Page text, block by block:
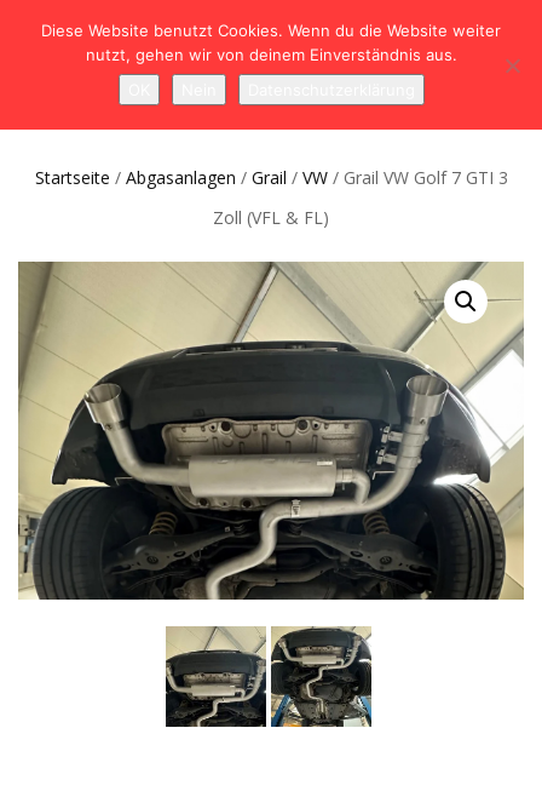
NAVIGATION
0
Startseite / Abgasanlagen / Grail / VW/ Grail VW Golf 7 GTI 3
Zoll (VFL & FL)
Diese Website benutzt Cookies. Wenn du die Website weiter
nutzt, gehen wir von deinem Einverständnis aus.